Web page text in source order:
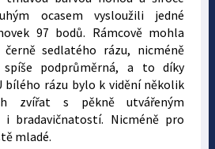
ocasem vysloužili jedné
97 bodů. Rámcově mohla
sedlatého rázu, nicméně
podprůměrná, a to díky
bílého rázu bylo k vidění několik
zvířat s pěkně utvářeným
bradavičnatostí. Nicméně pro
mladé.